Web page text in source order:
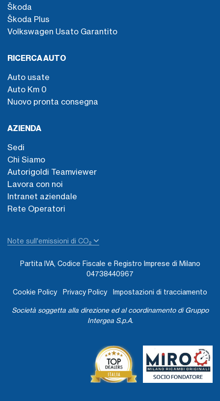
Škoda
Škoda Plus
Volkswagen Usato Garantito
RICERCA AUTO
Auto usate
Auto Km 0
Nuovo pronta consegna
AZIENDA
Sedi
Chi Siamo
Autorigoldi Teamviewer
Lavora con noi
Intranet aziendale
Rete Operatori
Note sull'emissioni di CO₂
Partita IVA, Codice Fiscale e Registro Imprese di Milano
04738440967
Cookie Policy Privacy Policy Impostazioni di tracciamento
Società soggetta alla direzione ed al coordinamento di Gruppo
Intergea S.p.A.